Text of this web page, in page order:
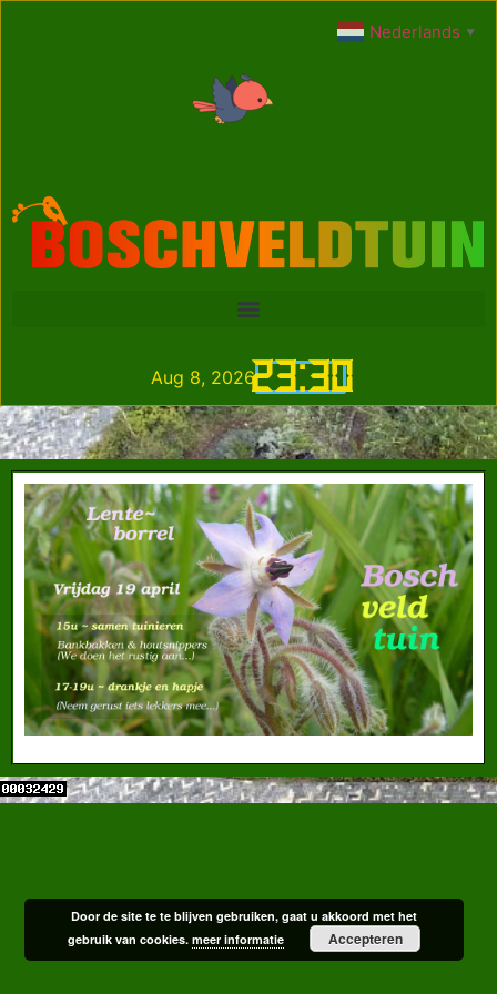
23:30
Aug 8, 2026
Nederlands ▼
Door de site te te blijven gebruiken, gaat u akkoord met het
gebruik van cookies.meer informatie Accepteren